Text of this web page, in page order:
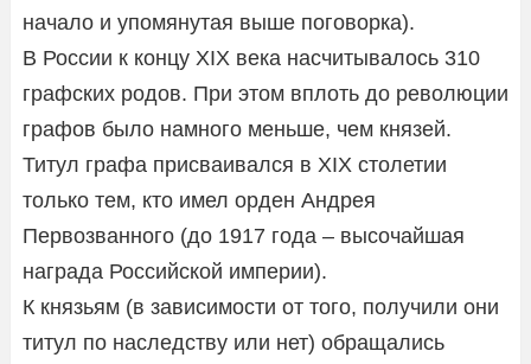
начало и упомянутая выше поговорка).
В России к концу XIX века насчитывалось 310
графских родов. При этом вплоть до революции
графов было намного меньше, чем князей.
Титул графа присваивался в XIX столетии
только тем, кто имел орден Андрея
Первозванного (до 1917 года – высочайшая
награда Российской империи).
К князьям (в зависимости от того, получили они
титул по наследству или нет) обращались